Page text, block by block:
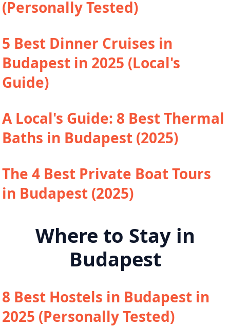
(Personally Tested)
5 Best Dinner Cruises in
Budapest in 2025 (Local's
Guide)
A Local's Guide: 8 Best Thermal
Baths in Budapest (2025)
The 4 Best Private Boat Tours
in Budapest (2025)
Where to Stay in
Budapest
8 Best Hostels in Budapest in
2025 (Personally Tested)